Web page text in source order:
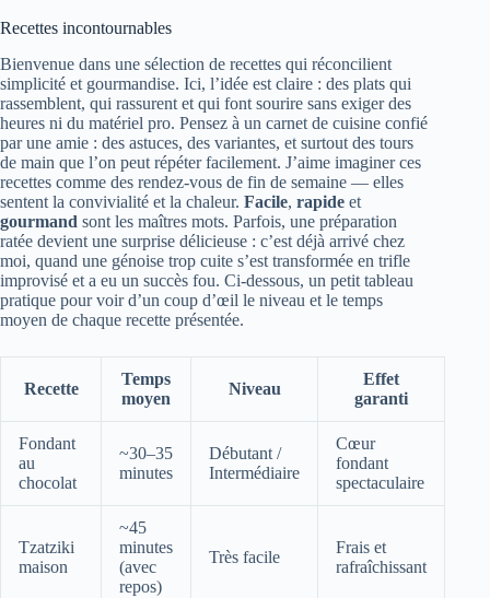
Recettes incontournables
Bienvenue dans une sélection de recettes qui réconcilient
simplicité et gourmandise. Ici, l’idée est claire : des plats qui
rassemblent, qui rassurent et qui font sourire sans exiger des
heures ni du matériel pro. Pensez à un carnet de cuisine confié
par une amie : des astuces, des variantes, et surtout des tours
de main que l’on peut répéter facilement. J’aime imaginer ces
recettes comme des rendez-vous de fin de semaine — elles
sentent la convivialité et la chaleur. Facile, rapide et
gourmand sont les maîtres mots. Parfois, une préparation
ratée devient une surprise délicieuse : c’est déjà arrivé chez
moi, quand une génoise trop cuite s’est transformée en trifle
improvisé et a eu un succès fou. Ci-dessous, un petit tableau
pratique pour voir d’un coup d’œil le niveau et le temps
moyen de chaque recette présentée.
Recette
Temps
moyen
Niveau
Effet
garanti
Fondant
au
chocolat
~30–35
minutes
Débutant /
Intermédiaire
Cœur
fondant
spectaculaire
Tzatziki
maison
~45
minutes
(avec
repos)
Très facile
Frais et
rafraîchissant